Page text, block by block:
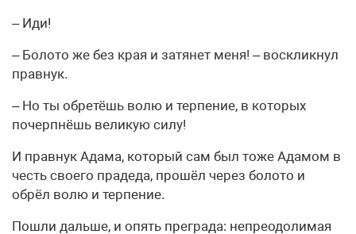
– Иди!
– Болото же без края и затянет меня! – воскликнул
правнук.
– Но ты обретёшь волю и терпение, в которых
почерпнёшь великую силу!
И правнук Адама, который сам был тоже Адамом в
честь своего прадеда, прошёл через болото и
обрёл волю и терпение.
Пошли дальше, и опять преграда: непреодолимая